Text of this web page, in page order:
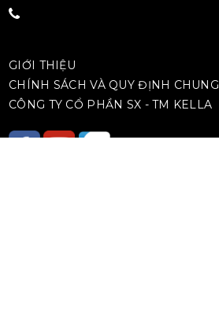
GIỚI THIỆU
CHÍNH SÁCH VÀ QUY ĐỊNH CHUNG
CÔNG TY CỔ PHẦN SX - TM KELLA